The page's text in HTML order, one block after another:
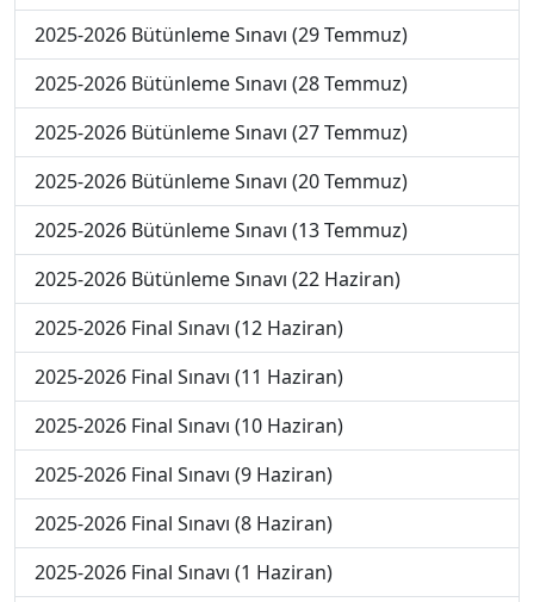
2025-2026 Bütünleme Sınavı (29 Temmuz)
2025-2026 Bütünleme Sınavı (28 Temmuz)
2025-2026 Bütünleme Sınavı (27 Temmuz)
2025-2026 Bütünleme Sınavı (20 Temmuz)
2025-2026 Bütünleme Sınavı (13 Temmuz)
2025-2026 Bütünleme Sınavı (22 Haziran)
2025-2026 Final Sınavı (12 Haziran)
2025-2026 Final Sınavı (11 Haziran)
2025-2026 Final Sınavı (10 Haziran)
2025-2026 Final Sınavı (9 Haziran)
2025-2026 Final Sınavı (8 Haziran)
2025-2026 Final Sınavı (1 Haziran)